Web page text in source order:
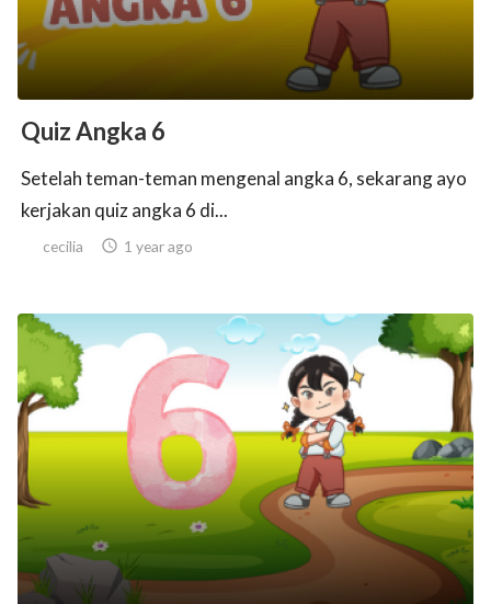
Quiz Angka 6
Setelah teman-teman mengenal angka 6, sekarang ayo
kerjakan quiz angka 6 di...
cecilia  1 year ago